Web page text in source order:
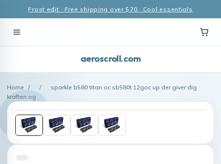
Frost edit · Free shipping over $70 · Cool essentials
aeroscroll.com
Home / /
sparkle b580 titan oc sb580t 12goc up der giver dig
kraften og